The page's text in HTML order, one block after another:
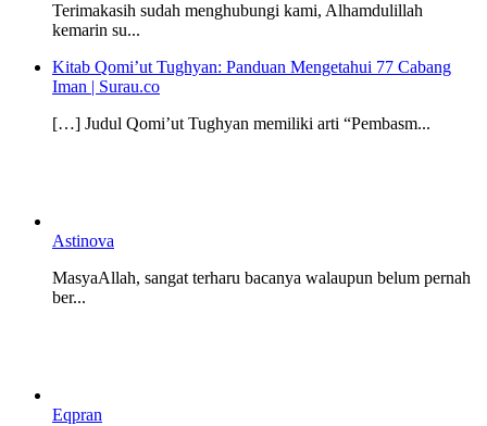
Terimakasih sudah menghubungi kami, Alhamdulillah
kemarin su...
Kitab Qomi’ut Tughyan: Panduan Mengetahui 77 Cabang
Iman | Surau.co
[…] Judul Qomi’ut Tughyan memiliki arti “Pembasm...
Astinova
MasyaAllah, sangat terharu bacanya walaupun belum pernah
ber...
Eqpran